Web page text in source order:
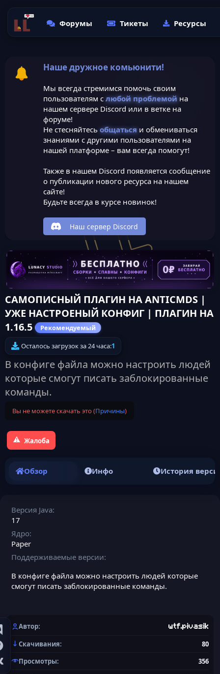
Форумы Тикеты Ресурсы
Наше дружное комьюнити!
Мы всегда стремимся помочь своим
пользователям с любой проблемойна
нашем сервере Discord или в ветке на
форуме!
Не стесняйтесь общатьсяи обмениваться
знаниями с другими пользователями на
нашей платформе – вам всегда помогут!
Также в нашем Discord появляется сообщение
о публикации нового ресурса на нашем
сайте!
Будьте всегда в курсе новинок!
Наш сервер Discord
САМОПИСНЫЙ ПЛАГИН НА ANTICMDS |
УЖЕ НАСТРОЕНЫЙ КОНФИГ | ПЛАГИН НА
1.16.5
Рекомендуемый
Осталось загрузок за 24 часа:1
В конфиге файла можно настроить людей
которые смогут писать заблокированные
команды.
Вы не можете скачать это (Причины)
Жалоба
Обзор Инфо История
Версия Java
17
Ядро
Paper
Поддерживаемые версии
В конфиге файла можно настроить людей которые
смогут писать заблокированные команды.
Автор wtf.pivasik
Скачивания
80
Просмотры
356